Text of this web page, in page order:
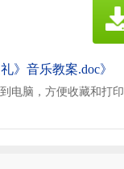
》音乐教案.doc》
电脑，方便收藏和打印